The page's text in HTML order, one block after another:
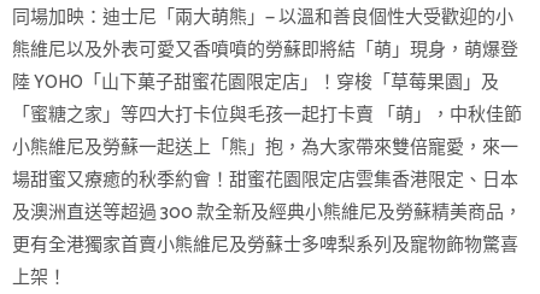
同場加映：迪士尼「兩大萌熊」— 以溫和善良個性大受歡迎的小
熊維尼以及外表可愛又香噴噴的勞蘇即將結「萌」現身，萌爆登
陸 YOHO「山下菓子甜蜜花園限定店」！穿梭「草莓果園」及
「蜜糖之家」等四大打卡位與毛孩一起打卡賣 「萌」，中秋佳節
小熊維尼及勞蘇一起送上「熊」抱，為大家帶來雙倍寵愛，來一
場甜蜜又療癒的秋季約會！甜蜜花園限定店雲集香港限定、日本
及澳洲直送等超過 300 款全新及經典小熊維尼及勞蘇精美商品，
更有全港獨家首賣小熊維尼及勞蘇士多啤梨系列及寵物飾物驚喜
上架！